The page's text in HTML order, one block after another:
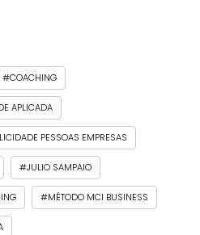
#COACHING
APLICADA
PESSOAS EMPRESAS
#JULIO SAMPAIO
#MÉTODO MCI BUSINESS